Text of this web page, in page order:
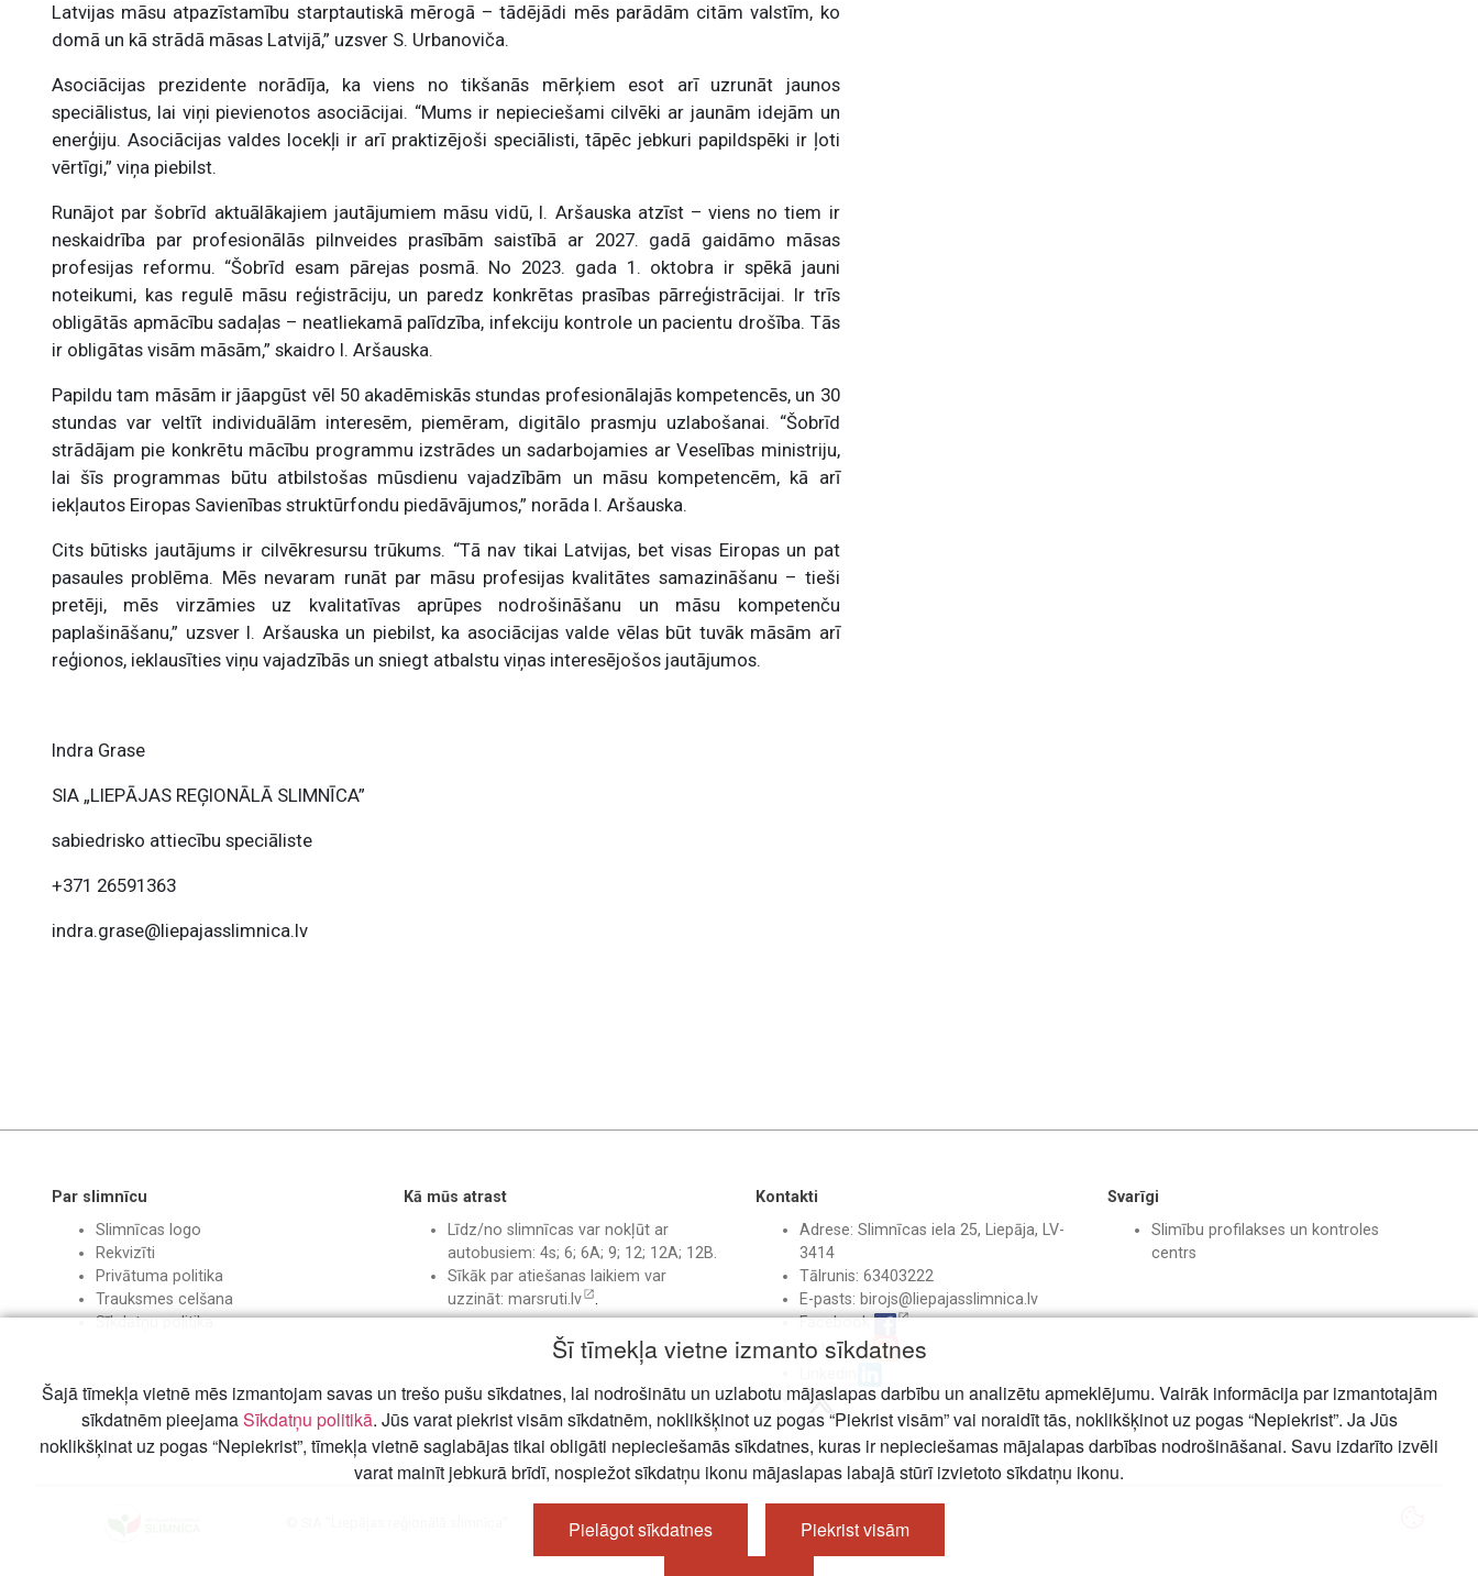
Latvijas māsu atpazīstamību starptautiskā mērogā – tādējādi mēs parādām citām valstīm, ko
domā un kā strādā māsas Latvijā,” uzsver S. Urbanoviča.
Asociācijas prezidente norādīja, ka viens no tikšanās mērķiem esot arī uzrunāt jaunos
speciālistus, lai viņi pievienotos asociācijai. “Mums ir nepieciešami cilvēki ar jaunām idejām un
enerģiju. Asociācijas valdes locekļi ir arī praktizējoši speciālisti, tāpēc jebkuri papildspēki ir ļoti
vērtīgi,” viņa piebilst.
Runājot par šobrīd aktuālākajiem jautājumiem māsu vidū, I. Aršauska atzīst – viens no tiem ir
neskaidrība par profesionālās pilnveides prasībām saistībā ar 2027. gadā gaidāmo māsas
profesijas reformu. “Šobrīd esam pārejas posmā. No 2023. gada 1. oktobra ir spēkā jauni
noteikumi, kas regulē māsu reģistrāciju, un paredz konkrētas prasības pārreģistrācijai. Ir trīs
obligātās apmācību sadaļas – neatliekamā palīdzība, infekciju kontrole un pacientu drošība. Tās
ir obligātas visām māsām,” skaidro I. Aršauska.
Papildu tam māsām ir jāapgūst vēl 50 akadēmiskās stundas profesionālajās kompetencēs, un 30
stundas var veltīt individuālām interesēm, piemēram, digitālo prasmju uzlabošanai. “Šobrīd
strādājam pie konkrētu mācību programmu izstrādes un sadarbojamies ar Veselības ministriju,
lai šīs programmas būtu atbilstošas mūsdienu vajadzībām un māsu kompetencēm, kā arī
iekļautos Eiropas Savienības struktūrfondu piedāvājumos,” norāda I. Aršauska.
Cits būtisks jautājums ir cilvēkresursu trūkums. “Tā nav tikai Latvijas, bet visas Eiropas un pat
pasaules problēma. Mēs nevaram runāt par māsu profesijas kvalitātes samazināšanu – tieši
pretēji, mēs virzāmies uz kvalitatīvas aprūpes nodrošināšanu un māsu kompetenču
paplašināšanu,” uzsver I. Aršauska un piebilst, ka asociācijas valde vēlas būt tuvāk māsām arī
reģionos, ieklausīties viņu vajadzībās un sniegt atbalstu viņas interesējošos jautājumos.
Indra Grase
SIA „LIEPĀJAS REĢIONĀLĀ SLIMNĪCA”
sabiedrisko attiecību speciāliste
+371 26591363
indra.grase@liepajasslimnica.lv
Par slimnīcu
Slimnīcas logo
Rekvizīti
Privātuma politika
Trauksmes celšana
Sīkdatņu politika
Kā mūs atrast
Līdz/no slimnīcas var nokļūt ar
autobusiem: 4s; 6; 6A; 9; 12; 12A; 12B.
Sīkāk par atiešanas laikiem var
uzzināt: marsruti.lv .
Kontakti
Adrese: Slimnīcas iela 25, Liepāja, LV-
3414
Tālrunis: 63403222
E-pasts: birojs@liepajasslimnica.lv
Facebook
Instagram
Svarīgi
Slimību profilakses un kontroles
centrs
Šī tīmekļa vietne izmanto sīkdatnes
Šajā tīmekļa vietnē mēs izmantojam savas un trešo pušu sīkdatnes, lai nodrošinātu un uzlabotu mājaslapas darbību un analizētu apmeklējumu. Vairāk informācija par izmantotajām
sīkdatnēm pieejamaSīkdatņu politikā. Jūs varat piekrist visām sīkdatnēm, noklikšķinot uz pogas “Piekrist visām” vai noraidīt tās, noklikšķinot uz pogas “Nepiekrist”. Ja Jūs
noklikšķinat uz pogas “Nepiekrist”, tīmekļa vietnē saglabājas tikai obligāti nepieciešamās sīkdatnes, kuras ir nepieciešamas mājalapas darbības nodrošināšanai. Savu izdarīto izvēli
varat mainīt jebkurā brīdī, nospiežot sīkdatņu ikonu mājaslapas labajā stūrī izvietoto sīkdatņu ikonu.
Pielāgot sīkdatnes Piekrist visām